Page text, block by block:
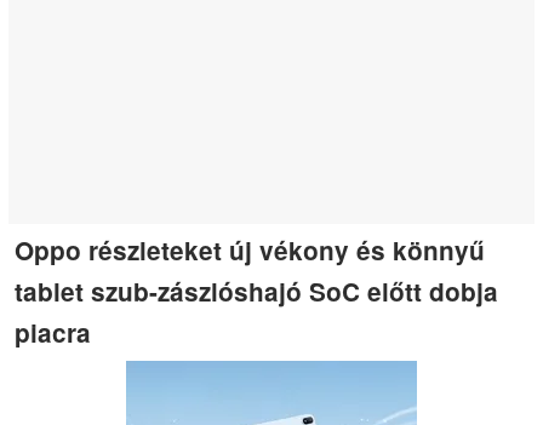
Oppo részleteket új vékony és könnyű
tablet szub-zászlóshajó SoC előtt dobja
piacra